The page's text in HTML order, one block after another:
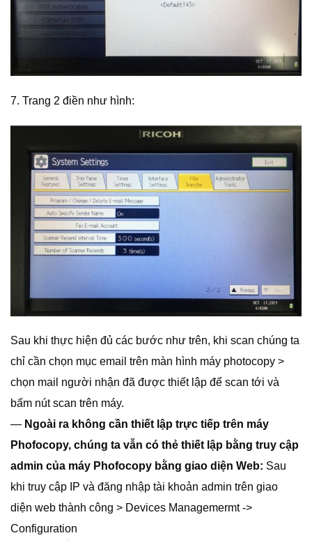
7. Trang 2 điền như hình:
Sau khi thực hiện đủ các bước như trên, khi scan chúng ta
chỉ cần chọn mục email trên màn hình máy photocopy >
chọn mail người nhận đã được thiết lập để scan tới và
bấm nút scan trên máy.
— Ngoài ra không cần thiết lập trực tiếp trên máy
Phofocopy, chúng ta vẫn có thẻ thiết lập bằng truy cập
admin của máy Phofocopy bằng giao diện Web: Sau
khi truy cập IP và đăng nhập tài khoản admin trên giao
diện web thành công > Devices Managemermt ->
Configuration